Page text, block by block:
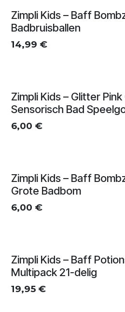
Zimpli Kids – Baff
Badbruisballen
14,99 €
Zimpli Kids – Glitter
Sensorisch Bad
6,00 €
Zimpli Kids – Baff
Grote Badbom
6,00 €
Zimpli Kids – Baff
Multipack 21-delig
19,95 €